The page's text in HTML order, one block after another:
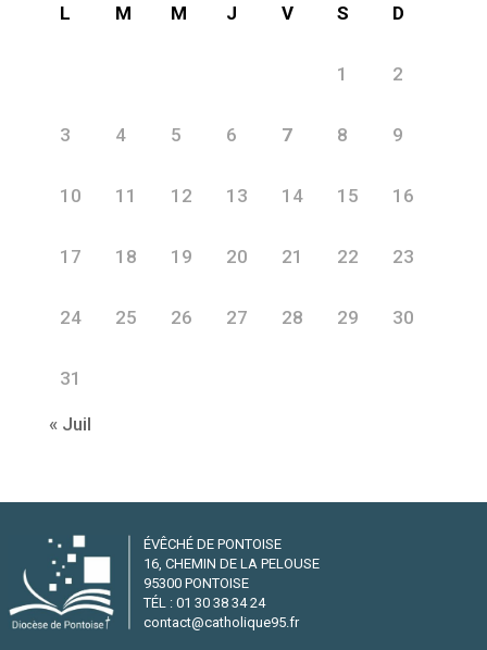
L M M J V S D
1 2
3 4 5 6 7 8 9
10 11 12 13 14 15 16
17 18 19 20 21 22 23
24 25 26 27 28 29 30
31
« Juil
ÉVÊCHÉ DE PONTOISE
16, CHEMIN DE LA PELOUSE
95300 PONTOISE
TÉL : 01 30 38 34 24
contact@catholique95.fr